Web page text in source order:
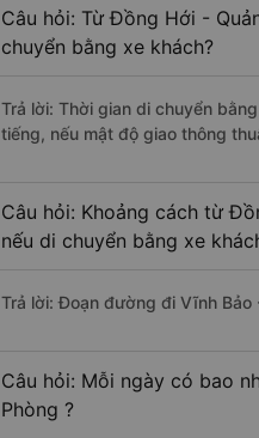
Câu hỏi: Từ Đồng Hới -
chuyển bằng xe khách?
Trả lời: Thời gian di chuyển
tiếng, nếu mật độ giao thông
Câu hỏi: Khoảng cách từ
nếu di chuyển bằng xe
Trả lời: Đoạn đường đi Vĩnh
Câu hỏi: Mỗi ngày có bao
Phòng ?